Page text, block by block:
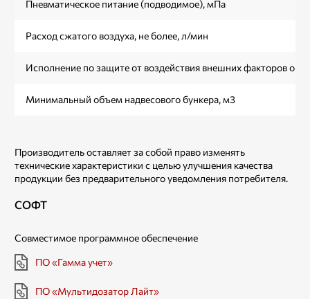
Пневматическое питание (подводимое), мПа
Расход сжатого воздуха, не более, л/мин
Исполнение по защите от воздействия внешних факторов
Минимальный объем надвесового бункера, м3
Производитель оставляет за собой право изменять
технические характеристики с целью улучшения качества
продукции без предварительного уведомления потребителя.
СОФТ
Совместимое программное обеспечение
ПО «Гамма учет»
ПО «Мультидозатор Лайт»